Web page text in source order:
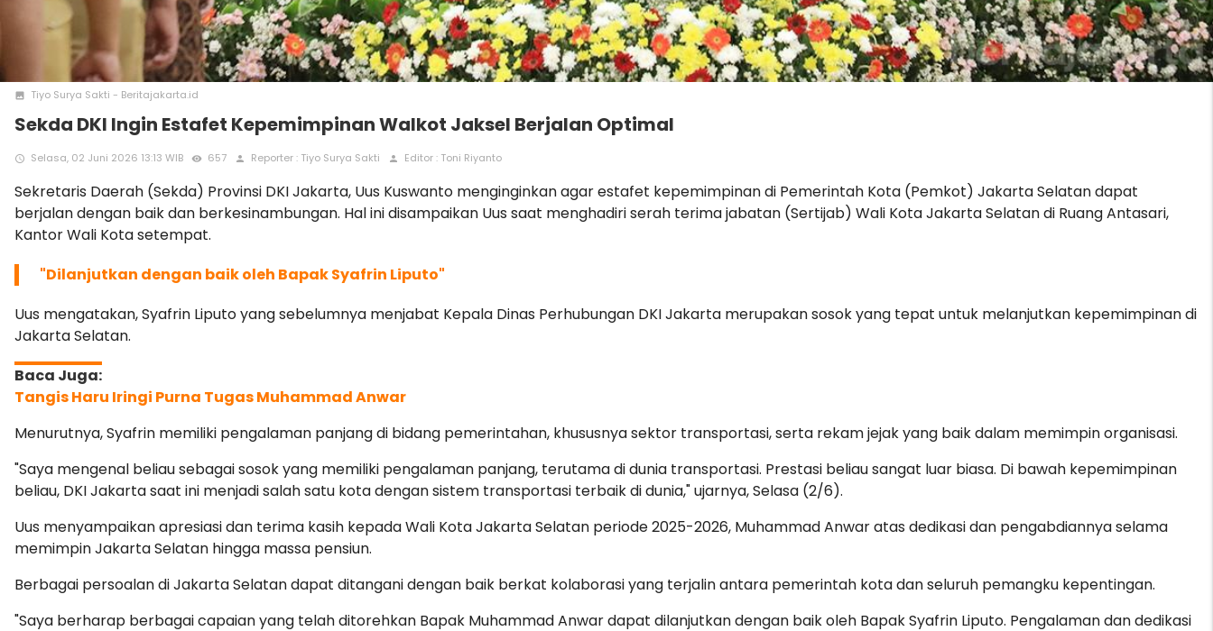
photo Tiyo Surya Sakti - Beritajakarta.id
Sekda DKI Ingin Estafet Kepemimpinan Walkot Jaksel Berjalan Optimal
access_time Selasa, 02 Juni 2026 13:13 WIB remove_red_eye 657 person Reporter : Tiyo Surya Sakti person Editor : Toni Riyanto
Sekretaris Daerah (Sekda) Provinsi DKI Jakarta, Uus Kuswanto menginginkan agar estafet kepemimpinan di Pemerintah Kota (Pemkot) Jakarta Selatan dapat
berjalan dengan baik dan berkesinambungan. Hal ini disampaikan Uus saat menghadiri serah terima jabatan (Sertijab) Wali Kota Jakarta Selatan di Ruang Antasari,
Kantor Wali Kota setempat.
"Dilanjutkan dengan baik oleh Bapak Syafrin Liputo"
Uus mengatakan, Syafrin Liputo yang sebelumnya menjabat Kepala Dinas Perhubungan DKI Jakarta merupakan sosok yang tepat untuk melanjutkan kepemimpinan di
Jakarta Selatan.
Tangis Haru Iringi Purna Tugas Muhammad Anwar
Menurutnya, Syafrin memiliki pengalaman panjang di bidang pemerintahan, khususnya sektor transportasi, serta rekam jejak yang baik dalam memimpin organisasi.
"Saya mengenal beliau sebagai sosok yang memiliki pengalaman panjang, terutama di dunia transportasi. Prestasi beliau sangat luar biasa. Di bawah kepemimpinan
beliau, DKI Jakarta saat ini menjadi salah satu kota dengan sistem transportasi terbaik di dunia," ujarnya, Selasa (2/6).
Uus menyampaikan apresiasi dan terima kasih kepada Wali Kota Jakarta Selatan periode 2025-2026, Muhammad Anwar atas dedikasi dan pengabdiannya selama
memimpin Jakarta Selatan hingga massa pensiun.
Berbagai persoalan di Jakarta Selatan dapat ditangani dengan baik berkat kolaborasi yang terjalin antara pemerintah kota dan seluruh pemangku kepentingan.
"Saya berharap berbagai capaian yang telah ditorehkan Bapak Muhammad Anwar dapat dilanjutkan dengan baik oleh Bapak Syafrin Liputo. Pengalaman dan dedikasi